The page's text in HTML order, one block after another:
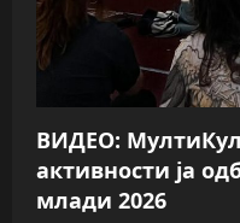
ВИДЕО:
активности ја
млади 2026